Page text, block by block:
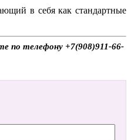
в себя как стандартные
по телефону +7(908)911-66-